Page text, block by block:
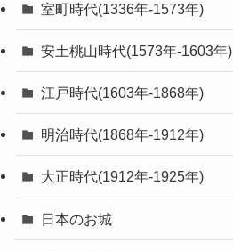
室町時代(1336年-1573年)
安土桃山時代(1573年-1603年)
江戸時代(1603年-1868年)
明治時代(1868年-1912年)
大正時代(1912年-1925年)
日本のお城